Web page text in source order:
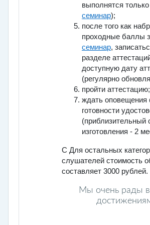
выполнятся только
семинар);
после того как
проходные баллы
семинар,
разделе
доступную дату
(регулярно
пройти аттестацию;
ждать оповещения
готовности
(приблизительный
изготовления - 2
С отрудники
Для остальных
слушателей стоимость
составляет 3000 рублей.
Мы очень рады